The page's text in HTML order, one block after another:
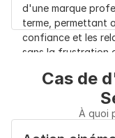
Cas de
À quoi
d'une marque
terme, permettant
confiance et les
sans la frustration
2. Créativité
gratuits